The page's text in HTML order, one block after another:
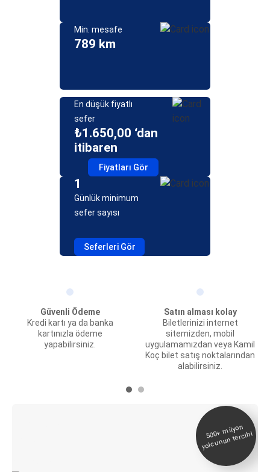
Min. mesafe
789 km
En düşük fiyatlı
sefer
₺1.650,00 ‘dan
itibaren
Fiyatları Gör
1
Günlük minimum
sefer sayısı
Seferleri Gör
Güvenli Ödeme
Kredi kartı ya da banka
kartınızla ödeme
yapabilirsiniz.
Satın alması kolay
Biletlerinizi internet
sitemizden, mobil
uygulamamızdan veya Kamil
Koç bilet satış noktalarından
alabilirsiniz.
500+
milyon
yolcunun tercihi